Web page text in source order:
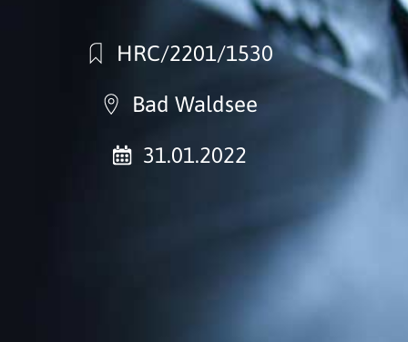
HRC/2201/1530
Bad Waldsee
31.01.2022